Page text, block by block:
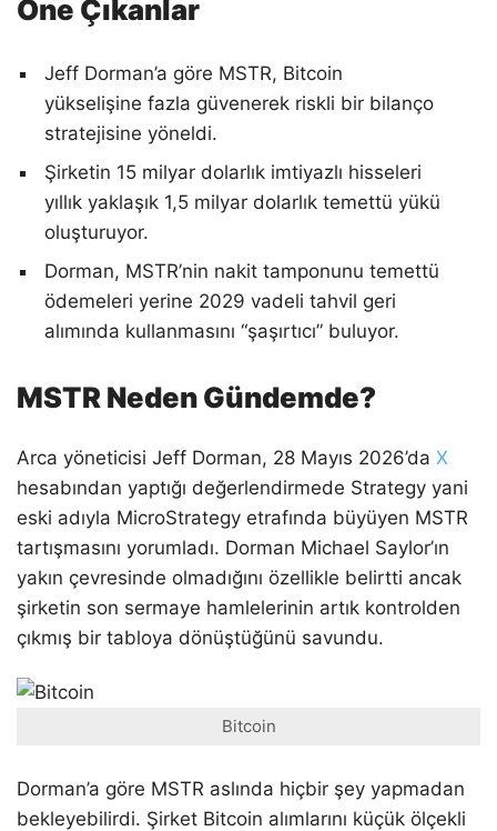
Öne Çıkanlar
Jeff Dorman’a göre MSTR, Bitcoin
yükselişine fazla güvenerek riskli bir bilanço
stratejisine yöneldi.
Şirketin 15 milyar dolarlık imtiyazlı hisseleri
yıllık yaklaşık 1,5 milyar dolarlık temettü yükü
oluşturuyor.
Dorman, MSTR’nin nakit tamponunu temettü
ödemeleri yerine 2029 vadeli tahvil geri
alımında kullanmasını “şaşırtıcı” buluyor.
MSTR Neden Gündemde?
Arca yöneticisi Jeff Dorman, 28 Mayıs 2026’da X
hesabından yaptığı değerlendirmede Strategy yani
eski adıyla MicroStrategy etrafında büyüyen MSTR
tartışmasını yorumladı. Dorman Michael Saylor’ın
yakın çevresinde olmadığını özellikle belirtti ancak
şirketin son sermaye hamlelerinin artık kontrolden
çıkmış bir tabloya dönüştüğünü savundu.
Bitcoin
Dorman’a göre MSTR aslında hiçbir şey yapmadan
bekleyebilirdi. Şirket Bitcoin alımlarını küçük ölçekli